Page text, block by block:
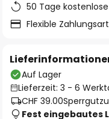
50 Tage
Flexible
Auf Lager
Lieferzeit: 3 - 6
CHF 39.00
Fest eingebautes